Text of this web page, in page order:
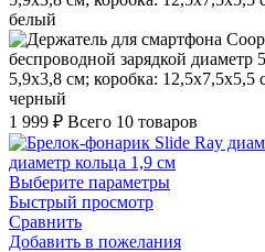
белый
черный
1 999 ₽ Всего 10 товаров
Выберите параметры
Быстрый просмотр
Сравнить
Добавить в пожелания